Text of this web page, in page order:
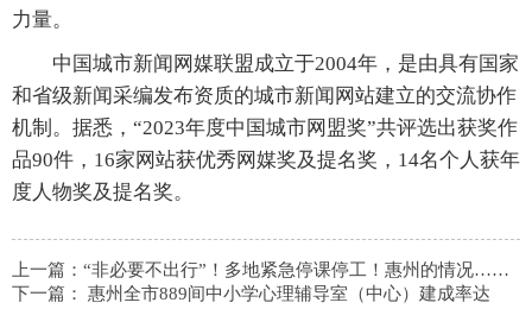
力量。
中国城市新闻网媒联盟成立于2004年，是由具有国家
和省级新闻采编发布资质的城市新闻网站建立的交流协作
机制。据悉，“2023年度中国城市网盟奖”共评选出获奖作
品90件，16家网站获优秀网媒奖及提名奖，14名个人获年
度人物奖及提名奖。
上一篇： “非必要不出行”！多地紧急停课停工！惠州的情况……
下一篇： 惠州全市889间中小学心理辅导室（中心）建成率达